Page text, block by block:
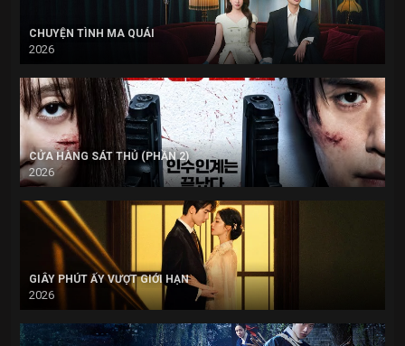
CHUYỆN TÌNH MA QUÁI
2026
CỬA HÀNG SÁT THỦ (PHẦN 2)
2026
GIÂY PHÚT ẤY VƯỢT GIỚI HẠN
2026